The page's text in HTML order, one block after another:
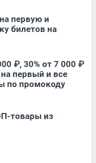
первую и
билетов на
₽, 30% от 7 000 ₽
первый и все
по промокоду
товары из